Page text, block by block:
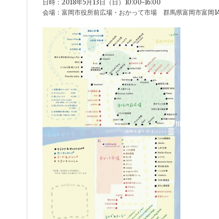
日時：2018年5月13日（日）10:00~16:00
会場：富岡市役所前広場・おかって市場 群馬県富岡市富岡